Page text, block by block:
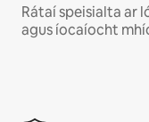
Rátaí speisialta ar
agus íocaíocht